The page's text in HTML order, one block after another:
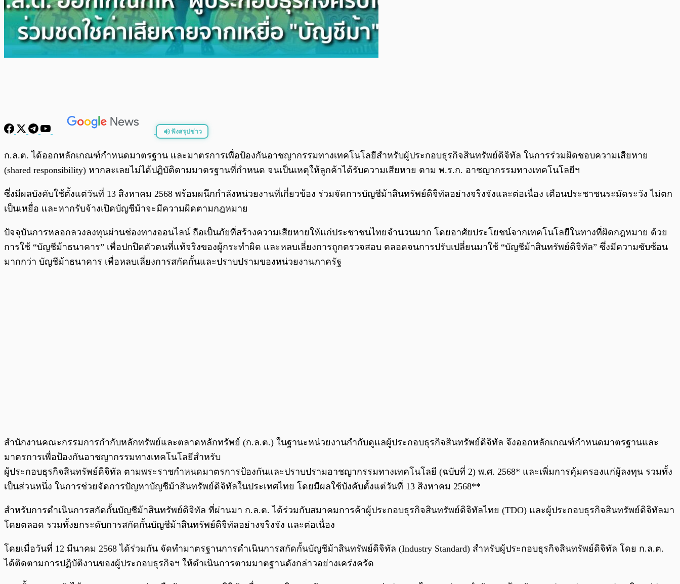
ฟังสรุปข่าว
พร้อมเล่น /
ก.ล.ต. ได้ออกหลักเกณฑ์กำหนดมาตรฐาน และมาตรการเพื่อป้องกันอาชญากรรมทางเทคโนโลยีสำหรับผู้ประกอบธุรกิจสินทรัพย์ดิจิทัล ในการร่วมผิดชอบความเสียหาย
(shared responsibility) หากละเลยไม่ได้ปฏิบัติตามมาตรฐานที่กำหนด จนเป็นเหตุให้ลูกค้าได้รับความเสียหาย ตาม พ.ร.ก. อาชญากรรมทางเทคโนโลยีฯ
ซึ่งมีผลบังคับใช้ตั้งแต่วันที่ 13 สิงหาคม 2568 พร้อมผนึกกำลังหน่วยงานที่เกี่ยวข้อง ร่วมจัดการบัญชีม้าสินทรัพย์ดิจิทัลอย่างจริงจังและต่อเนื่อง เตือนประชาชนระมัดระวัง ไม่ตก
เป็นเหยื่อ และหากรับจ้างเปิดบัญชีม้าจะมีความผิดตามกฎหมาย
ปัจจุบันการหลอกลวงลงทุนผ่านช่องทางออนไลน์ ถือเป็นภัยที่สร้างความเสียหายให้แก่ประชาชนไทยจำนวนมาก โดยอาศัยประโยชน์จากเทคโนโลยีในทางที่ผิดกฎหมาย ด้วย
การใช้ “บัญชีม้าธนาคาร” เพื่อปกปิดตัวตนที่แท้จริงของผู้กระทำผิด และหลบเลี่ยงการถูกตรวจสอบ ตลอดจนการปรับเปลี่ยนมาใช้ “บัญชีม้าสินทรัพย์ดิจิทัล” ซึ่งมีความซับซ้อน
มากกว่า บัญชีม้าธนาคาร เพื่อหลบเลี่ยงการสกัดกั้นและปราบปรามของหน่วยงานภาครัฐ
สำนักงานคณะกรรมการกำกับหลักทรัพย์และตลาดหลักทรัพย์ (ก.ล.ต.) ในฐานะหน่วยงานกำกับดูแลผู้ประกอบธุรกิจสินทรัพย์ดิจิทัล จึงออกหลักเกณฑ์กำหนดมาตรฐานและ
มาตรการเพื่อป้องกันอาชญากรรมทางเทคโนโลยีสำหรับ
ผู้ประกอบธุรกิจสินทรัพย์ดิจิทัล ตามพระราชกำหนดมาตรการป้องกันและปราบปรามอาชญากรรมทางเทคโนโลยี (ฉบับที่ 2) พ.ศ. 2568* และเพิ่มการคุ้มครองแก่ผู้ลงทุน รวมทั้ง
เป็นส่วนหนึ่ง ในการช่วยจัดการปัญหาบัญชีม้าสินทรัพย์ดิจิทัลในประเทศไทย โดยมีผลใช้บังคับตั้งแต่วันที่ 13 สิงหาคม 2568**
สำหรับการดำเนินการสกัดกั้นบัญชีม้าสินทรัพย์ดิจิทัล ที่ผ่านมา ก.ล.ต. ได้ร่วมกับสมาคมการค้าผู้ประกอบธุรกิจสินทรัพย์ดิจิทัลไทย (TDO) และผู้ประกอบธุรกิจสินทรัพย์ดิจิทัลมา
โดยตลอด รวมทั้งยกระดับการสกัดกั้นบัญชีม้าสินทรัพย์ดิจิทัลอย่างจริงจัง และต่อเนื่อง
โดยเมื่อวันที่ 12 มีนาคม 2568 ได้ร่วมกัน จัดทำมาตรฐานการดำเนินการสกัดกั้นบัญชีม้าสินทรัพย์ดิจิทัล (Industry Standard) สำหรับผู้ประกอบธุรกิจสินทรัพย์ดิจิทัล โดย ก.ล.ต.
ได้ติดตามการปฏิบัติงานของผู้ประกอบธุรกิจฯ ให้ดำเนินการตามมาตฐานดังกล่าวอย่างเคร่งครัด